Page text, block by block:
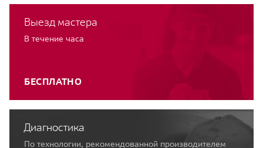
Выезд мастера
В течение часа
БЕСПЛАТНО
Диагностика
По технологии, рекомендованной производителем